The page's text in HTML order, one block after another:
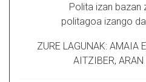
Polita izan bazan
politagoa izango
ZURE LAGUNAK: AMAIA
AITZIBER,